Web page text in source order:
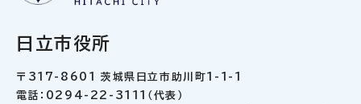
日立市役所
〒317-8601 茨城県日立市助川町1-1-1
電話：0294-22-3111（代表）